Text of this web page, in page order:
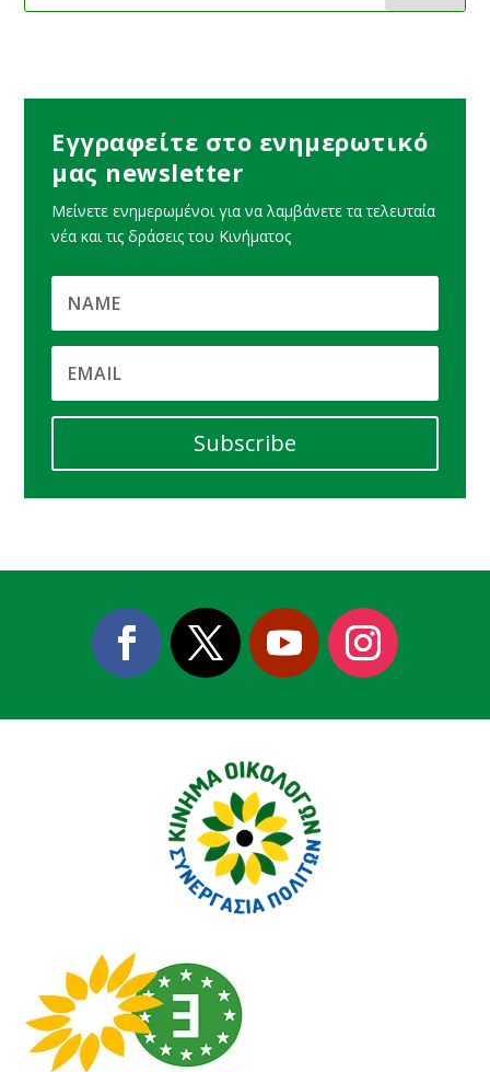
Εγγραφείτε στο ενημερωτικό
μας newsletter
Μείνετε ενημερωμένοι για να λαμβάνετε τα τελευταία
νέα και τις δράσεις του Κινήματος
Subscribe